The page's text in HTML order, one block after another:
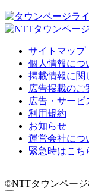
サイトマップ
個人情報につ
掲載情報に関
広告掲載のご
広告・サービ
利用規約
お知らせ
運営会社につ
緊急時はこち
©NTTタウンページ